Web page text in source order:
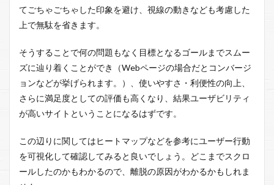
てごちゃごちゃした印象を避け、視線の動きなども考慮した
上で無駄を省きます。
そうすることで何の問題もなく目標となるゴールまでスムー
ズに辿り着くことができ（Webページの場合だとコンバージ
ョンなどが挙げられます。）、使いやすさ・利便性の向上、
さらに満足度としての評価も高くなり、結果ユーザビリティ
が高いサイトということになるはずです。
この辺りに関してはヒートマップなどを参考にユーザー行動
を可視化して確認してみると良いでしょう。どこまでスクロ
ールしたのかもわかるので、離脱の原因がわかるかもしれま